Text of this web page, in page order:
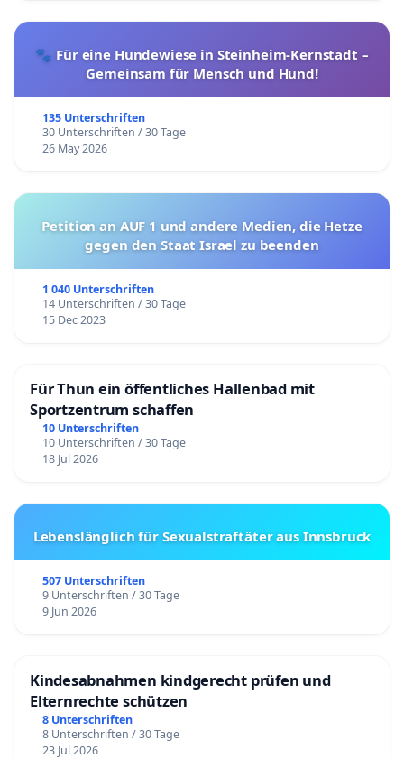
🐾 Für eine Hundewiese in Steinheim-Kernstadt –
Gemeinsam für Mensch und Hund!
135 Unterschriften
30 Unterschriften / 30 Tage
26 May 2026
Petition an AUF 1 und andere Medien, die Hetze
gegen den Staat Israel zu beenden
1 040 Unterschriften
14 Unterschriften / 30 Tage
15 Dec 2023
Für Thun ein öffentliches Hallenbad mit
Sportzentrum schaffen
10 Unterschriften
10 Unterschriften / 30 Tage
18 Jul 2026
Lebenslänglich für Sexualstraftäter aus Innsbruck
507 Unterschriften
9 Unterschriften / 30 Tage
9 Jun 2026
Kindesabnahmen kindgerecht prüfen und
Elternrechte schützen
8 Unterschriften
8 Unterschriften / 30 Tage
23 Jul 2026